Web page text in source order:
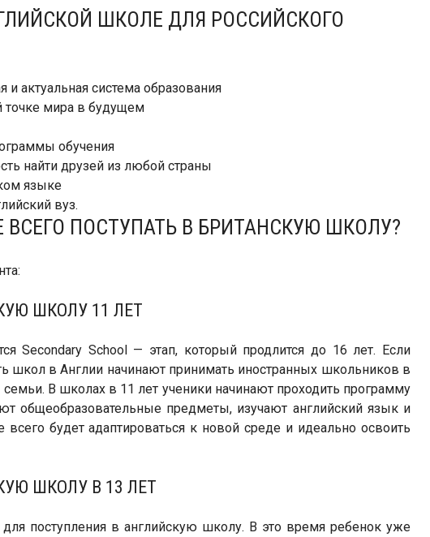
ШКОЛЕ ДЛЯ РОССИЙСКОГО
актуальная система образования
точке мира в будущем
обучения
найти друзей из любой страны
языке
вуз.
ВСЕГО ПОСТУПАТЬ В БРИТАНСКУЮ ШКОЛУ?
ШКОЛУ 11 ЛЕТ
Secondary School — этап, который продлится до 16 лет. Если
школ в Англии начинают принимать иностранных школьников в
В школах в 11 лет ученики начинают проходить программу
общеобразовательные предметы, изучают английский язык и
всего будет адаптироваться к новой среде и идеально освоить
ШКОЛУ В 13 ЛЕТ
для поступления в английскую школу. В это время ребенок уже